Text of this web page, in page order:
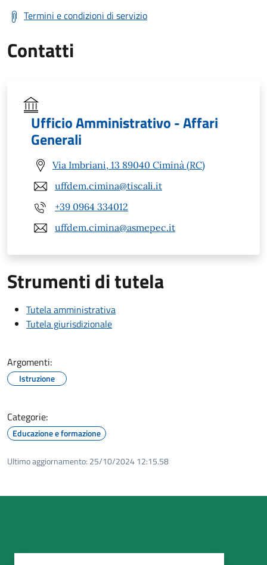
Termini e condizioni di servizio
Contatti
Ufficio Amministrativo - Affari
Generali
Via Imbriani, 13 89040 Ciminà (RC)
uffdem.cimina@tiscali.it
+39 0964 334012
uffdem.cimina@asmepec.it
Strumenti di tutela
Tutela amministrativa
Tutela giurisdizionale
Argomenti:
Istruzione
Categorie:
Educazione e formazione
Ultimo aggiornamento: 25/10/2024 12:15.58